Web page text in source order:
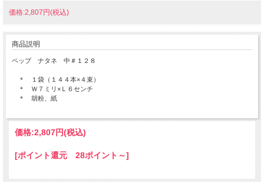
価格:2,807円(税込)
商品説明
ペップ ナタネ 中＃１２８
＊ １袋（１４４本×４束）
＊ Ｗ７ミリ×Ｌ６センチ
＊ 胡粉、紙
価格:2,807円(税込)
[ポイント還元 28ポイント～]